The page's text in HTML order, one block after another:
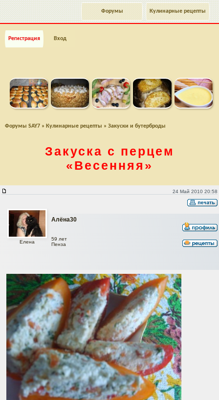
Кулинарные рецепты
Форумы
Регистрация Вход
Форумы SAY7 » Кулинарные рецепты » Закуски и бутерброды
Закуска с перцем
«Весенняя»
24 Май 2010 20:58
Алёна30
Елена
59 лет
Пенза